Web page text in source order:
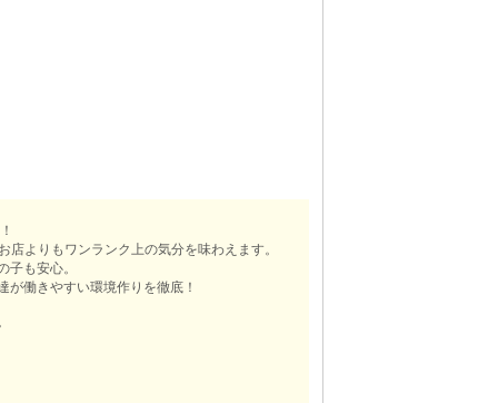
よりもワンランク上の気分を味わえます。
も安心。
働きやすい環境作りを徹底！